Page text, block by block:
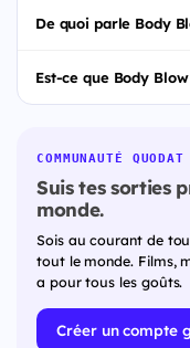
De quoi parle Body
Est-ce que Body
COMMUNAUTÉ QUODAT
Suis tes sorties
monde.
Sois au courant de
tout le monde. Films,
a pour tous les goûts.
Créer un compte